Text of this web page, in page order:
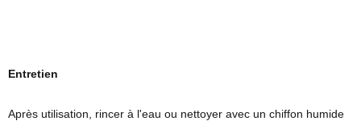
Entretien
Après utilisation, rincer à l'eau ou nettoyer avec un chiffon humide